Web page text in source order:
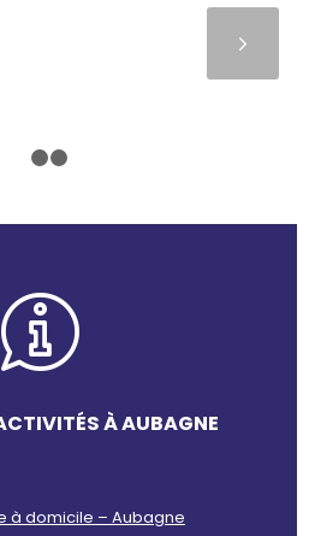
À AUBAGNE
à domicile – Aubagne